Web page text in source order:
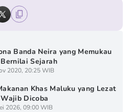
Banda Neira yang Memukau
Sejarah
2020, 20:25 WIB
Khas Maluku yang Lezat
Dicoba
2026, 09:00 WIB